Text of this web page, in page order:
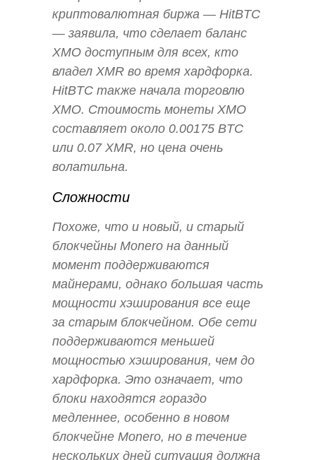
криптовалютная биржа — HitBTC
— заявила, что сделает баланс
XMO доступным для всех, кто
владел XMR во время хардфорка.
HitBTC также начала торговлю
XMO. Стоимость монеты XMO
составляет около 0.00175 BTC
или 0.07 XMR, но цена очень
волатильна.
Сложности
Похоже, что и новый, и старый
блокчейны Monero на данный
момент поддерживаются
майнерами, однако большая часть
мощности хэширования все еще
за старым блокчейном. Обе сети
поддерживаются меньшей
мощностью хэширования, чем до
хардфорка. Это означает, что
блоки находятся гораздо
медленнее, особенно в новом
блокчейне Monero, но в течение
нескольких дней ситуация должна